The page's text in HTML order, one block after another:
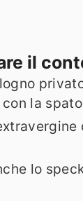
il
la
lo